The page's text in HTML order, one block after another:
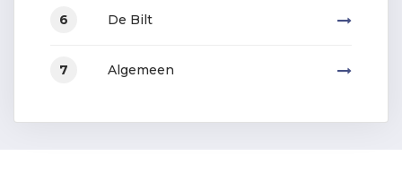
6
De Bilt
7
Algemeen